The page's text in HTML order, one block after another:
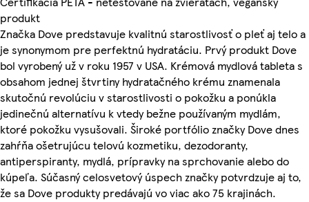
produkt
Značka Dove predstavuje kvalitnú starostlivosť o pleť aj telo a
je synonymom pre perfektnú hydratáciu. Prvý produkt Dove
bol vyrobený už v roku 1957 v USA. Krémová mydlová tableta s
obsahom jednej štvrtiny hydratačného krému znamenala
skutočnú revolúciu v starostlivosti o pokožku a ponúkla
jedinečnú alternatívu k vtedy bežne používaným mydlám,
ktoré pokožku vysušovali. Široké portfólio značky Dove dnes
zahŕňa ošetrujúcu telovú kozmetiku, dezodoranty,
antiperspiranty, mydlá, prípravky na sprchovanie alebo do
kúpeľa. Súčasný celosvetový úspech značky potvrdzuje aj to,
že sa Dove produkty predávajú vo viac ako 75 krajinách.